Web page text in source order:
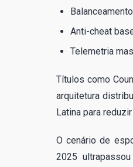
Anti-cheat
Telemetria
Títulos como
arquitetura
Latina para
O cenário de
2025